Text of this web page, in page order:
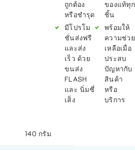
ถูกต้อง
หรือชำรุด
มีโปรโม
ชั่นส่งฟรี
และส่ง
เร็ว ด้วย
ขนส่ง
FLASH
และ นิ่มซี่
เส็ง
ของแท้ทุก
ชิ้น
พร้อมให้
ความช่วย
เหลือเมื่อ
ประสบ
ปัญหากับ
สินค้า
หรือ
บริการ
140 กรัม